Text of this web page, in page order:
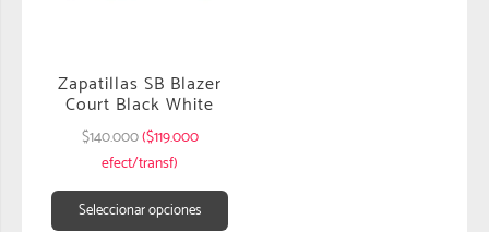
Zapatillas SB Blazer
Court Black White
$140.000($119.000
efect/transf)
Seleccionar opciones